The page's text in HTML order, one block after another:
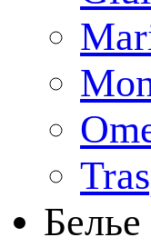
Белье